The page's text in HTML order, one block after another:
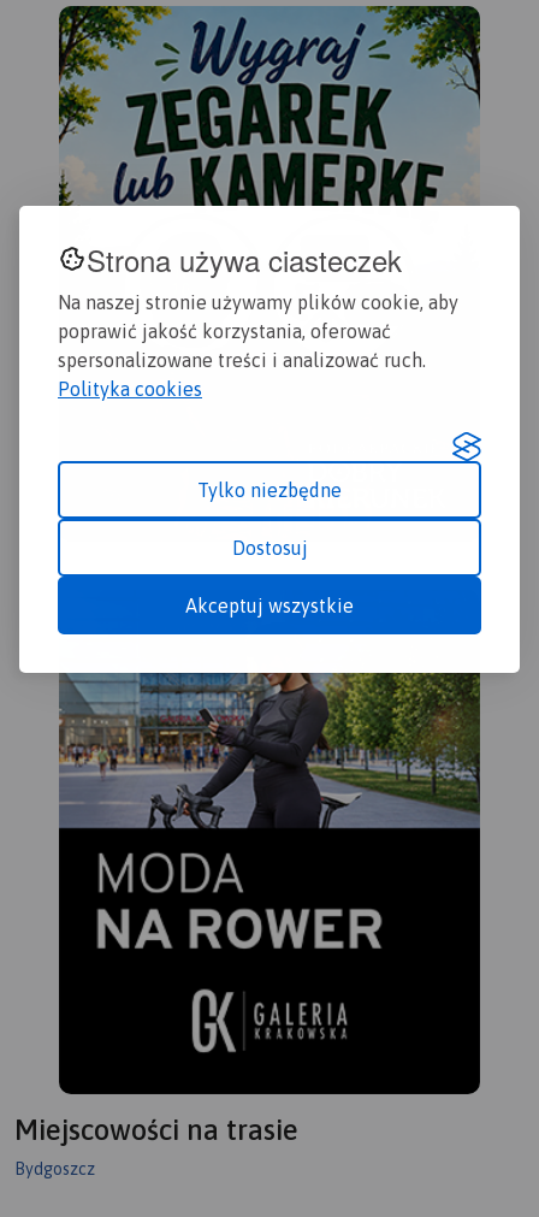
Strona używa ciasteczek
Na naszej stronie używamy plików cookie, aby
poprawić jakość korzystania, oferować
spersonalizowane treści i analizować ruch.
Polityka cookies
Tylko niezbędne
Dostosuj
Akceptuj wszystkie
kilometraż rzeki oraz obiekty
istotne dla kajakarza takie
jak miejsca niebezpieczne,
przeszkody na trasie spływu,
pola biwakowe.
Mapa jest zorientowana
zgodnie z kierunkiem
płynięcia.
Miejscowości na trasie
Bydgoszcz